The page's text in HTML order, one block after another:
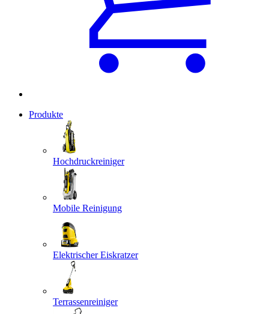
Produkte
Hochdruckreiniger
Mobile Reinigung
Elektrischer Eiskratzer
Terrassenreiniger